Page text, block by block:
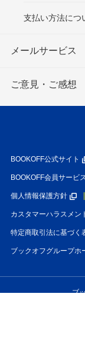
支払い方法につ
メールサービス
ご意見・ご感想
BOOKOFF公式サイト
BOOKOFF会員サービ
個人情報保護方針
カスタマーハラスメン
特定商取引法に基づく
ブックオフグループホ
ブ